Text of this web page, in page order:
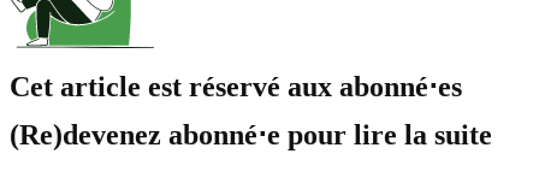
Cet article est réservé aux abonné⋅es
(Re)devenez abonné⋅e pour lire la suite